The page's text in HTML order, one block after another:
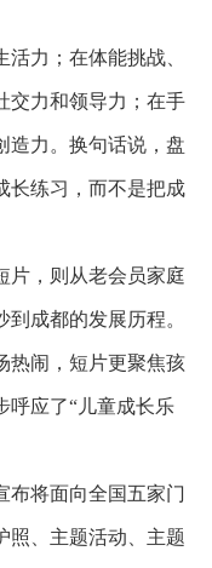
力；在体能挑战、
交力和领导力；在手
造力。换句话说，盘
长练习，而不是把成
，则从老会员家庭
成都的发展历程。
热闹，短片更聚焦孩
呼应了“儿童成长乐
将面向全国五家门
照、主题活动、主题